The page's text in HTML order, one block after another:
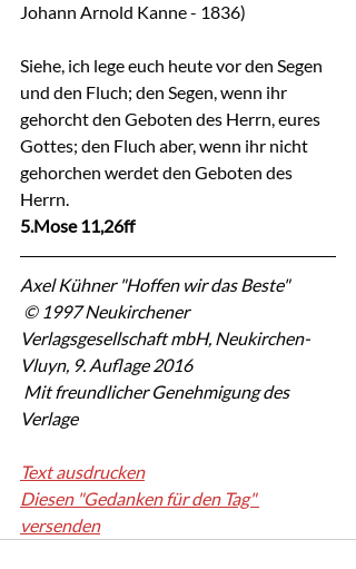
Johann Arnold Kanne - 1836)
Siehe, ich lege euch heute vor den Segen
und den Fluch; den Segen, wenn ihr
gehorcht den Geboten des Herrn, eures
Gottes; den Fluch aber, wenn ihr nicht
gehorchen werdet den Geboten des
Herrn.
5.Mose 11,26ff
Axel Kühner "Hoffen wir das Beste"
Verlagsgesellschaft mbH, Neukirchen-
Vluyn, 9. Auflage 2016
Verlage
Text ausdrucken
Diesen "Gedanken für den Tag"
versenden